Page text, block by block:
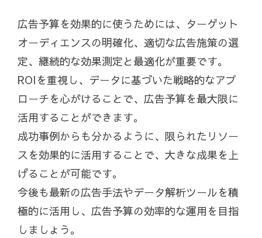
広告予算を効果的に使うためには、ターゲット
オーディエンスの明確化、適切な広告施策の選
定、継続的な効果測定と最適化が重要です。
ROIを重視し、データに基づいた戦略的なアプ
ローチを心がけることで、広告予算を最大限に
活用することができます。
成功事例からも分かるように、限られたリソー
スを効果的に活用することで、大きな成果を上
げることが可能です。
今後も最新の広告手法やデータ解析ツールを積
極的に活用し、広告予算の効率的な運用を目指
しましょう。